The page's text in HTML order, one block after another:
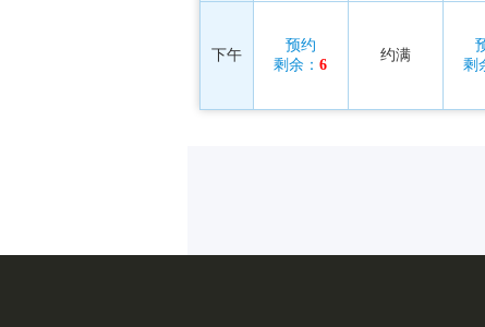
下午
预约
剩余： 6
约满
剩